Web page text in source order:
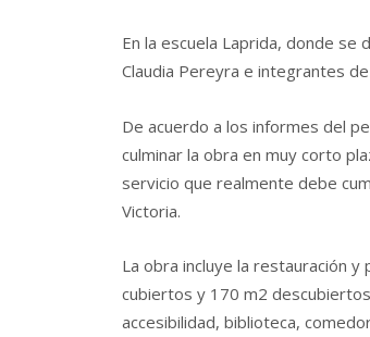
En la escuela Laprida, donde
Claudia Pereyra e integrantes
De acuerdo a los informes del
culminar la obra en muy corto
servicio que realmente debe
Victoria.
La obra incluye la restauración
cubiertos y 170 m2
accesibilidad, biblioteca,